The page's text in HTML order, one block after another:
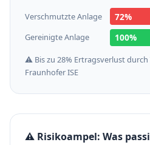
Verschmutzte Anlage 72%
Gereinigte Anlage 100%
⚠️ Bis zu 28% Ertragsverlust
Fraunhofer ISE
⚠️ Risikoampel: Was